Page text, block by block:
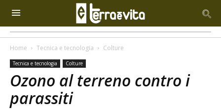
Home Tecnica e tecnologia Colture
Tecnica e tecnologia Colture
Ozono al terreno contro i
parassiti